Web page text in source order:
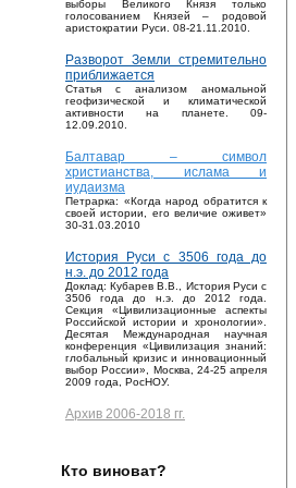
выборы Великого Князя только
голосованием Князей – родовой
аристократии Руси. 08-21.11.2010.
Разворот Земли стремительно
приближается
Статья с анализом аномальной
геофизической и климатической
активности на планете. 09-
12.09.2010.
Балтавар – символ
христианства, ислама и
иудаизма
Петрарка: «Когда народ обратится к
своей истории, его величие оживет»
30-31.03.2010
История Руси с 3506 года до
н.э. до 2012 года
Доклад: Кубарев В.В., История Руси с
3506 года до н.э. до 2012 года.
Секция «Цивилизационные аспекты
Российской истории и хронологии».
Десятая Международная научная
конференция «Цивилизация знаний:
глобальный кризис и инновационный
выбор России», Москва, 24-25 апреля
2009 года, РосНОУ.
Архив 2006-2018 гг.
Кто виноват?